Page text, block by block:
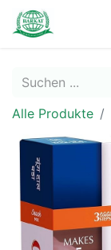
Alle Produkte